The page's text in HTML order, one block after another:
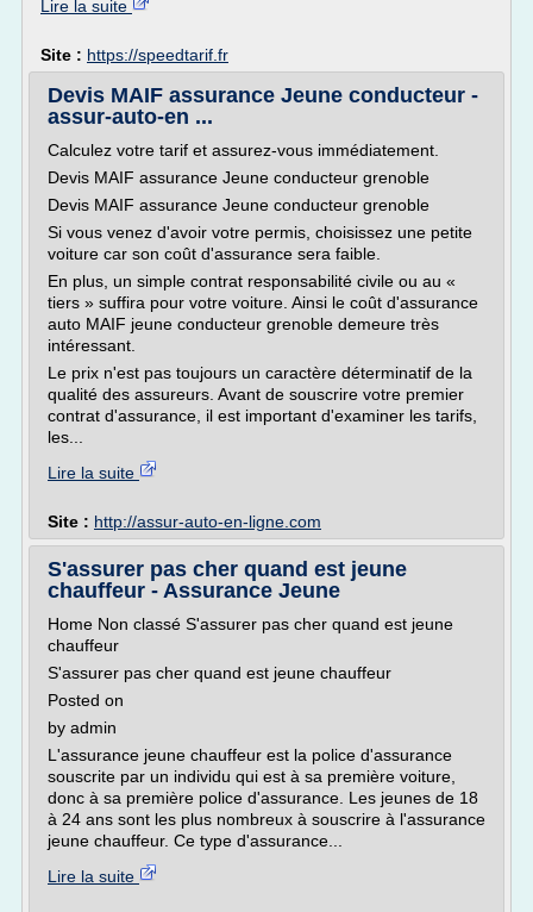
Lire la suite
Site : https://speedtarif.fr
Devis MAIF assurance Jeune conducteur -
assur-auto-en ...
Calculez votre tarif et assurez-vous immédiatement.
Devis MAIF assurance Jeune conducteur grenoble
Devis MAIF assurance Jeune conducteur grenoble
Si vous venez d'avoir votre permis, choisissez une petite
voiture car son coût d'assurance sera faible.
En plus, un simple contrat responsabilité civile ou au «
tiers » suffira pour votre voiture. Ainsi le coût d'assurance
auto MAIF jeune conducteur grenoble demeure très
intéressant.
Le prix n'est pas toujours un caractère déterminatif de la
qualité des assureurs. Avant de souscrire votre premier
contrat d'assurance, il est important d'examiner les tarifs,
les...
Lire la suite
Site : http://assur-auto-en-ligne.com
S'assurer pas cher quand est jeune
chauffeur - Assurance Jeune
Home Non classé S'assurer pas cher quand est jeune
chauffeur
S'assurer pas cher quand est jeune chauffeur
Posted on
by admin
L'assurance jeune chauffeur est la police d'assurance
souscrite par un individu qui est à sa première voiture,
donc à sa première police d'assurance. Les jeunes de 18
à 24 ans sont les plus nombreux à souscrire à l'assurance
jeune chauffeur. Ce type d'assurance...
Lire la suite